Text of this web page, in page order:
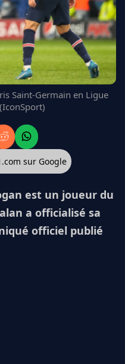
Saint-Germain en Ligue
sur Google
est un joueur du
a officialisé sa
officiel publié